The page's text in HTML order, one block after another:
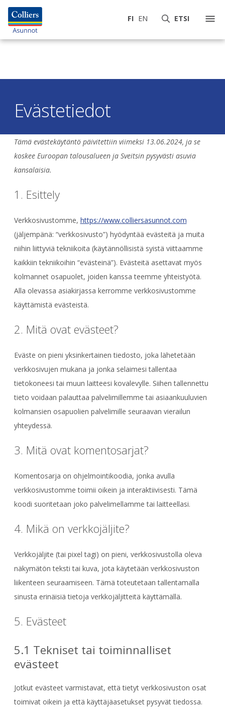
FI EN ETSI
Evästetiedot
Tämä evästekäytäntö päivitettiin viimeksi 13.06.2024, ja se
koskee Euroopan talousalueen ja Sveitsin pysyvästi asuvia
kansalaisia.
1. Esittely
Verkkosivustomme, https://www.colliersasunnot.com
(jäljempänä: “verkkosivusto”) hyödyntää evästeitä ja muita
niihin liittyviä tekniikoita (käytännöllisistä syistä viittaamme
kaikkiin tekniikoihin “evästeinä”). Evästeitä asettavat myös
kolmannet osapuolet, joiden kanssa teemme yhteistyötä.
Alla olevassa asiakirjassa kerromme verkkosivustomme
käyttämistä evästeistä.
2. Mitä ovat evästeet?
Eväste on pieni yksinkertainen tiedosto, joka lähetetään
verkkosivujen mukana ja jonka selaimesi tallentaa
tietokoneesi tai muun laitteesi kovalevylle. Siihen tallennettu
tieto voidaan palauttaa palvelimillemme tai asiaankuuluvien
kolmansien osapuolien palvelimille seuraavan vierailun
yhteydessä.
3. Mitä ovat komentosarjat?
Komentosarja on ohjelmointikoodia, jonka avulla
verkkosivustomme toimii oikein ja interaktiivisesti. Tämä
koodi suoritetaan joko palvelimellamme tai laitteellasi.
4. Mikä on verkkojäljite?
Verkkojäljite (tai pixel tagi) on pieni, verkkosivustolla oleva
näkymätön teksti tai kuva, jota käytetään verkkosivuston
liikenteen seuraamiseen. Tämä toteutetaan tallentamalla
sinusta erinäisiä tietoja verkkojäljitteitä käyttämällä.
5. Evästeet
5.1 Tekniset tai toiminnalliset
evästeet
Jotkut evästeet varmistavat, että tietyt verkkosivuston osat
toimivat oikein ja että käyttäjäasetukset pysyvät tiedossa.